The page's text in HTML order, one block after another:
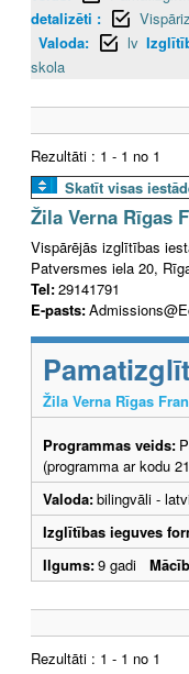
detalizēti :
Valoda:
lv
skola
Rezultāti : 1 - 1 no 1
Skatīt visas
Žila Verna Rīgas
Vispārējās izglītības
Patversmes iela 20,
Tel:29141791
E-pasts:
Žila Verna Rīgas
Programmas veids:
(programma ar kodu
Valoda:bilingvāli -
Izglītības ieguves
Ilgums:9 gadi
Rezultāti : 1 - 1 no 1